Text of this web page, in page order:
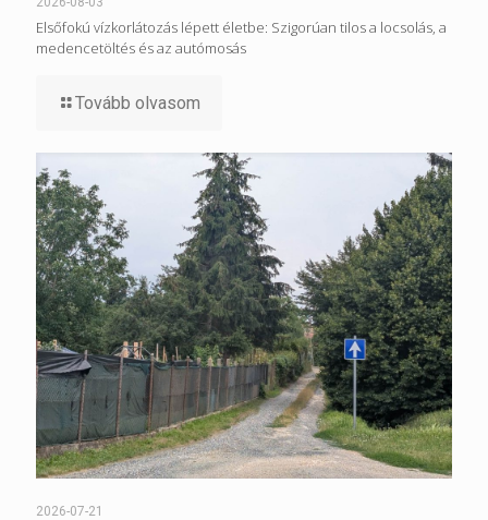
Elsőfokú vízkorlátozás lépett életbe: Szigorúan tilos a locsolás, a
medencetöltés és az autómosás
Tovább olvasom
2026-07-21